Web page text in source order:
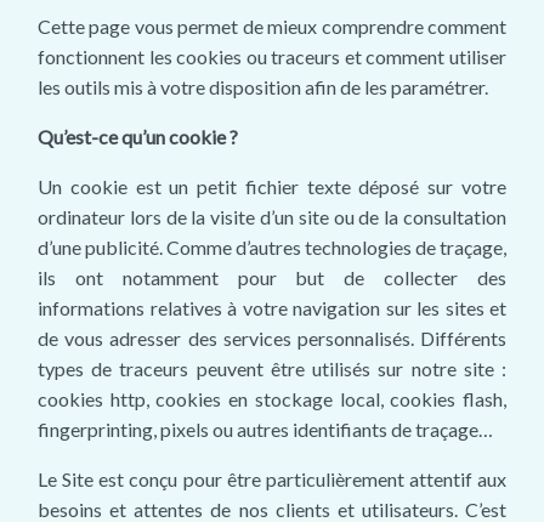
Cette page vous permet de mieux comprendre comment
fonctionnent les cookies ou traceurs et comment utiliser
les outils mis à votre disposition afin de les paramétrer.
Qu’est-ce qu’un cookie ?
Un cookie est un petit fichier texte déposé sur votre
ordinateur lors de la visite d’un site ou de la consultation
d’une publicité. Comme d’autres technologies de traçage,
ils ont notamment pour but de collecter des
informations relatives à votre navigation sur les sites et
de vous adresser des services personnalisés. Différents
types de traceurs peuvent être utilisés sur notre site :
cookies http, cookies en stockage local, cookies flash,
fingerprinting, pixels ou autres identifiants de traçage…
Le Site est conçu pour être particulièrement attentif aux
besoins et attentes de nos clients et utilisateurs. C’est